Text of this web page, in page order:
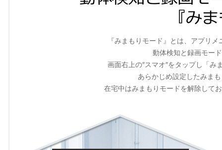
『みまもりモード』とは、アプリ
動体検知と録画モー
画面右上の″スマオ″をタップし「
あらかじめ設定したみま
在宅中はみまもりモードを解除して